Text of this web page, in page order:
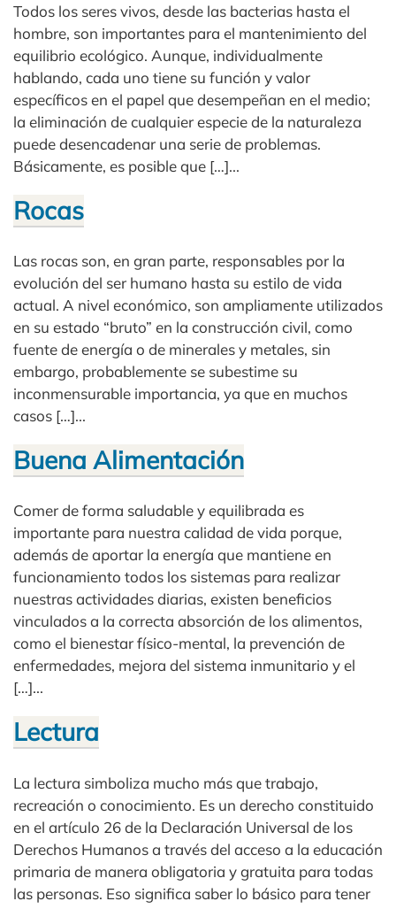
Todos los seres vivos, desde las bacterias hasta el
hombre, son importantes para el mantenimiento del
equilibrio ecológico. Aunque, individualmente
hablando, cada uno tiene su función y valor
específicos en el papel que desempeñan en el medio;
la eliminación de cualquier especie de la naturaleza
puede desencadenar una serie de problemas.
Básicamente, es posible que […]...
Rocas
Las rocas son, en gran parte, responsables por la
evolución del ser humano hasta su estilo de vida
actual. A nivel económico, son ampliamente utilizados
en su estado “bruto” en la construcción civil, como
fuente de energía o de minerales y metales, sin
embargo, probablemente se subestime su
inconmensurable importancia, ya que en muchos
casos […]...
Buena Alimentación
Comer de forma saludable y equilibrada es
importante para nuestra calidad de vida porque,
además de aportar la energía que mantiene en
funcionamiento todos los sistemas para realizar
nuestras actividades diarias, existen beneficios
vinculados a la correcta absorción de los alimentos,
como el bienestar físico-mental, la prevención de
enfermedades, mejora del sistema inmunitario y el
[…]...
Lectura
La lectura simboliza mucho más que trabajo,
recreación o conocimiento. Es un derecho constituido
en el artículo 26 de la Declaración Universal de los
Derechos Humanos a través del acceso a la educación
primaria de manera obligatoria y gratuita para todas
las personas. Eso significa saber lo básico para tener